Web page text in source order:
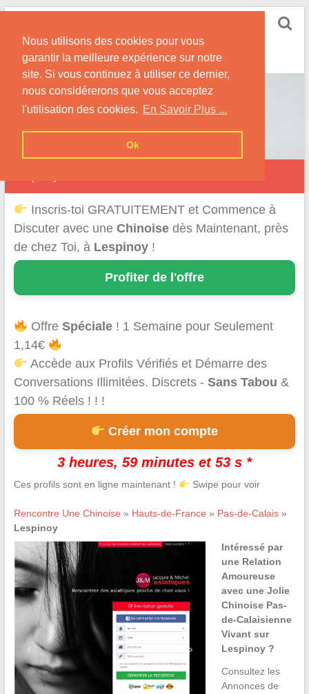
Nous utilisons des cookies pour vous
garantir la meilleure expérience sur notre
site. Si vous continuez à utiliser ce dernier,
nous considérerons que vous acceptez
l'utilisation des cookies. En Savoir Plus ...
Ok
Skip
content
Nos Conseils pour Rencontrer Une Femme
Originaire de Chine !
Inscris-toi GRATUITEMENT et Commence à
Discuter avec une Chinoisedès Maintenant, près
de chez Toi, à Lespinoy!
Profiter de l'offre
OffreSpéciale ! 1 Semaine pour Seulement
1,14€
Accède aux Profils Vérifiés et Démarre des
Conversations Illimitées. Discrets - Sans Tabou &
100 % Réels ! ! !
Créer mon compte
3 heures, 59 minutes et 53 s *
Ces profils sont en ligne maintenant ! Swipe pour voir
Rencontre Une Chinoise » Hauts-de-France » Pas-de-Calais»
Lespinoy
Intéressé par
une Relation
Amoureuse
avec une Jolie
Chinoise Pas-
de-Calaisienne
Vivant sur
Lespinoy ?
Consultez les
Annonces de